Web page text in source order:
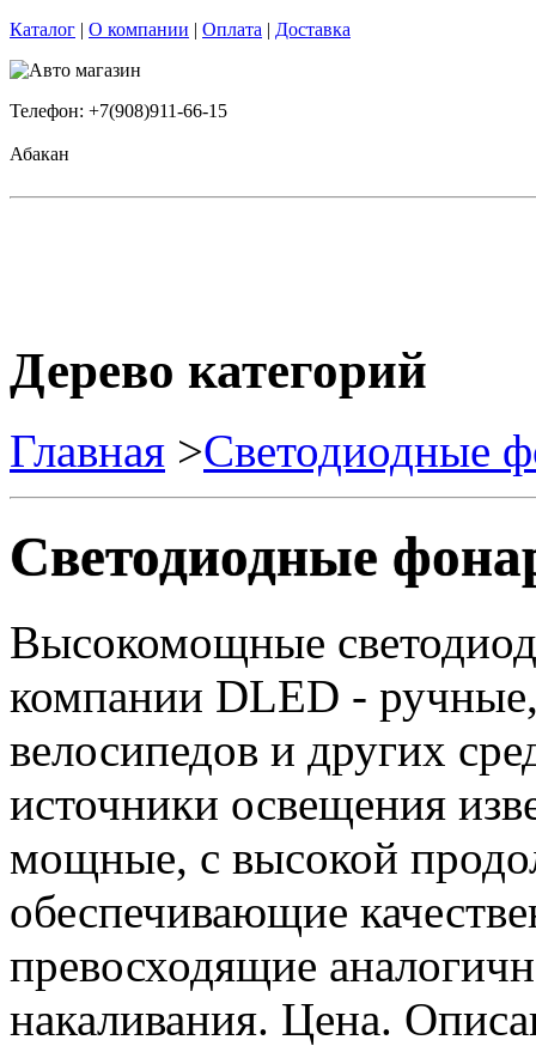
Каталог | О компании | Оплата | Доставка
Телефон: +7(908)911-66-15
Абакан
Дерево категорий
Главная >Светодиодные
Светодиодные
Высокомощные
компании DLED -
велосипедов и других
источники освещения
мощные, с высокой
обеспечивающие
превосходящие
накаливания. Цена.